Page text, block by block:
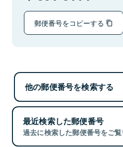
郵便番号をコピーする
他の郵便番号を検索する
最近検索した郵便番号
過去に検索した郵便番号をご覧